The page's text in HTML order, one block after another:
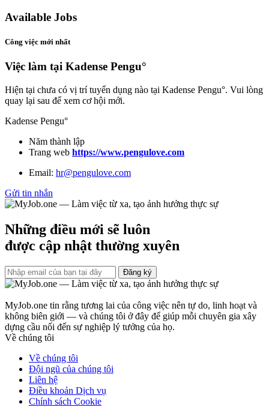
Available Jobs
Công việc mới nhất
Việc làm tại Kadense Pengu°
Hiện tại chưa có vị trí tuyển dụng nào tại Kadense Pengu°. Vui lòng
quay lại sau để xem cơ hội mới.
Kadense Pengu°
Năm thành lập
Trang web https://www.pengulove.com
Email: hr@pengulove.com
Gửi tin nhắn
Những điều mới sẽ luôn
được cập nhật thường xuyên
Đăng ký
MyJob.one tin rằng tương lai của công việc nên tự do, linh hoạt và
không biên giới — và chúng tôi ở đây để giúp mỗi chuyên gia xây
dựng cầu nối đến sự nghiệp lý tưởng của họ.
Về chúng tôi
Về chúng tôi
Đội ngũ của chúng tôi
Liên hệ
Điều khoản Dịch vụ
Chính sách Cookie